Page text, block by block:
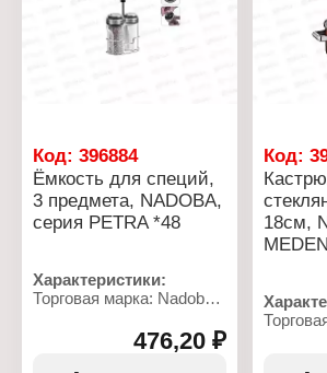
Код: 396884
Ёмкость для специй,
3 предмета, NADOBA,
серия PETRA *48
Характеристики:
Торговая марка: Nadoba
Коллекция: "Petra"
Тип товара: Емкость для
476,20 ₽
Код:
18см,